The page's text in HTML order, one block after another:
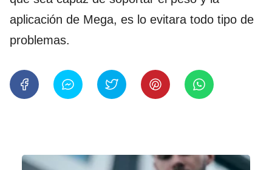
aplicación de Mega, es lo evitara todo tipo de
problemas.